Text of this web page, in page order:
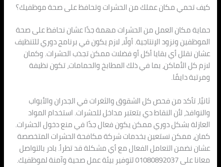
كيف تحمي مكان عملك من الحشرات وتحافظ على صحة موظفيك؟
حماية مكان العمل من الحشرات مهمة جدًا عشان نحافظ على صحة
الموظفين ونزود الإنتاجية. أولًا، لازم يكون في برنامج دوري للتنظيف
عشان نقلل أي بقايا أكل أو فضلات ممكن تجذب الحشرات. وكمان
لازم كل الأماكن، بما في ذلك المطابخ والحمامات، تكون نظيفة
ومرتبة دايمًا.
ثانيًا، تأكد من فحص كل الشقوق والثغرات في الجدران والأبواب
والنوافذ، لأن النقاط دي بتعتبر مداخل للحشرات. استخدام المواد
العازلة بشكل دوري ممكن يكون فعال جدًا في منع دخول الحشرات.
كمان، ممكن نستعين بخدمات شركة مكافحة الحشرات المتخصصة
عشان نضمن التعامل الفعال مع أي مشكلة قد تطرأ. بادر بالتواصل
معانا على 01080892037 لتوفير بيئة عمل صحية وآمنة لموظفيك.